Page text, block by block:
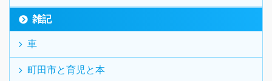
雑記
車
町田市と育児と本